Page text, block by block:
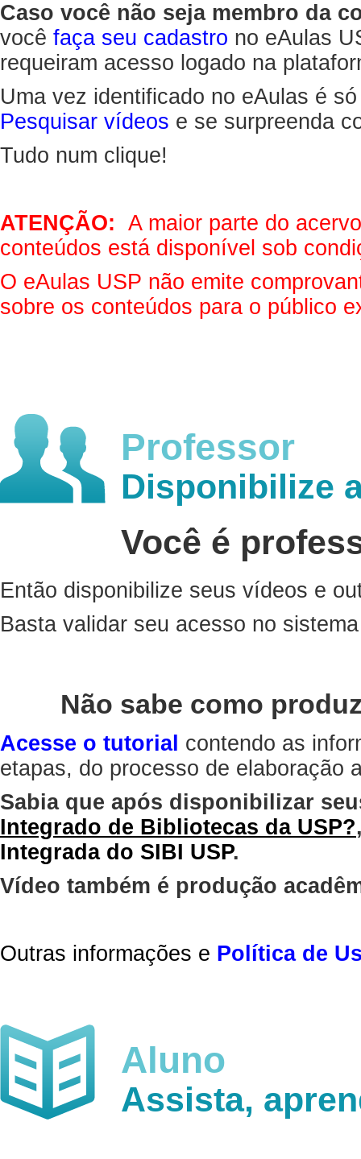
Caso você não seja membro da
você faça seu cadastro no eAulas
requeiram acesso logado na
Uma vez identificado no eAulas é
Pesquisar vídeos e se surpreenda
Tudo num clique!
ATENÇÃO: A maior parte do
conteúdos está disponível sob
O eAulas USP não emite
sobre os conteúdos para o público
Professor
Disponibilize
Você é
Então disponibilize seus vídeos e
Basta validar seu acesso no
Não sabe como
Acesse o tutorial contendo as
etapas, do processo de elaboração
Sabia que após disponibilizar
Integrado de Bibliotecas da USP?
Integrada do SIBI USP.
Vídeo também é produção
Outras informações e Política de
Aluno
Assista,